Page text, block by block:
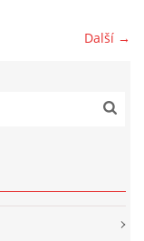
Další →